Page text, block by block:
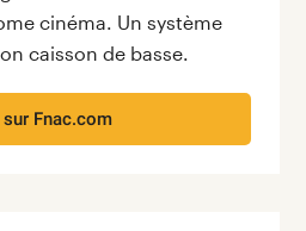
cinéma. Un système
caisson de basse.
Fnac.com